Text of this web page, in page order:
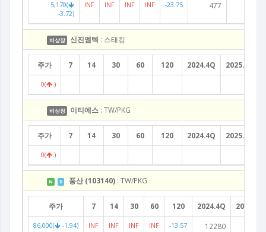
5,170(
-3.72)
INF INF INF INF -23.75 477
비상장 신진엠텍 : 스태킹
주가 7 14 30 60 120 2024.4Q 2025.1Q
0( )
비상장 이티에스 : TW/PKG
주가 7 14 30 60 120 2024.4Q 2025.1Q
0( )
N D 풍산 (103140) : TW/PKG
주가 7 14 30 60 120 2024.4Q 2025.1Q
86,000( -1.94) INF INF INF INF -13.57 12280